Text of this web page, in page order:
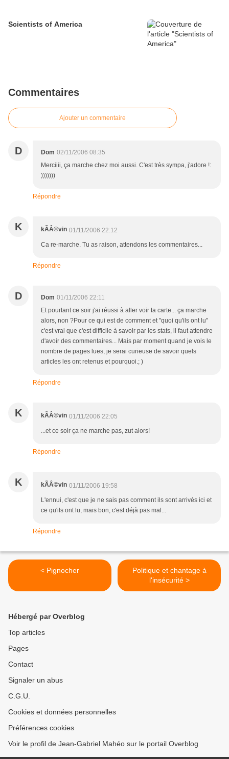
Scientists of America
Commentaires
Ajouter un commentaire
D Dom 02/11/2006 08:35
Merciiii, ça marche chez moi aussi. C'est très sympa, j'adore !:
)))))))
Répondre
K kÃÂ©vin 01/11/2006 22:12
Ca re-marche. Tu as raison, attendons les commentaires...
Répondre
D Dom 01/11/2006 22:11
Et pourtant ce soir j'ai réussi à aller voir ta carte... ça marche
alors, non ?Pour ce qui est de comment et "quoi qu'ils ont lu"
c'est vrai que c'est difficile à savoir par les stats, il faut attendre
d'avoir des commentaires... Mais par moment quand je vois le
nombre de pages lues, je serai curieuse de savoir quels
articles les ont retenus et pourquoi.; )
Répondre
K kÃÂ©vin 01/11/2006 22:05
...et ce soir ça ne marche pas, zut alors!
Répondre
K kÃÂ©vin 01/11/2006 19:58
L'ennui, c'est que je ne sais pas comment ils sont arrivés ici et
ce qu'ils ont lu, mais bon, c'est déjà pas mal...
Répondre
< Pignocher
Politique et chantage à
l'insécurité >
Hébergé par Overblog
Top articles
Pages
Contact
Signaler un abus
C.G.U.
Cookies et données personnelles
Préférences cookies
Voir le profil de Jean-Gabriel Mahéo sur le portail Overblog